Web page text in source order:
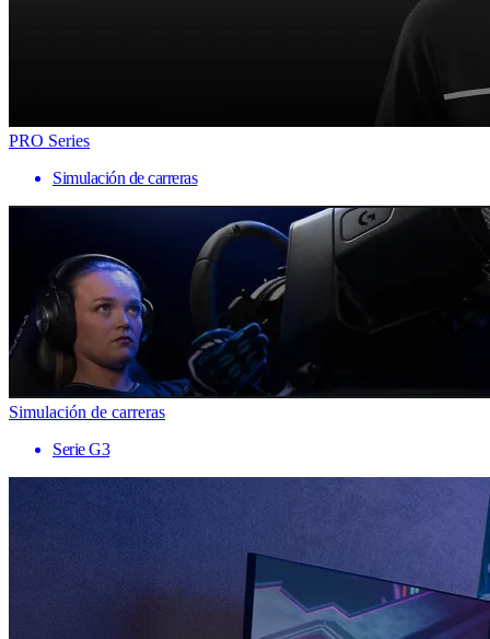
PRO Series
Simulación de carreras
Simulación de carreras
Serie G3